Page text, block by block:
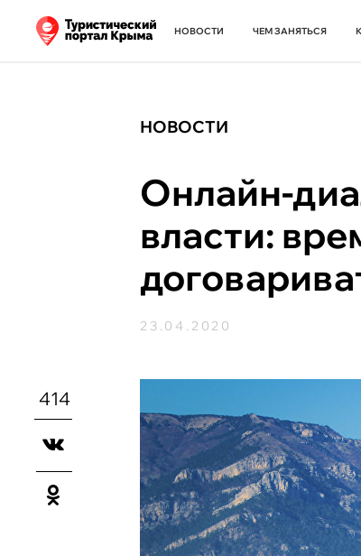
НОВОСТИ ЧЕМ ЗАНЯТЬСЯ
НОВОСТИ
Онлайн-
власти:
23.04.2020
414